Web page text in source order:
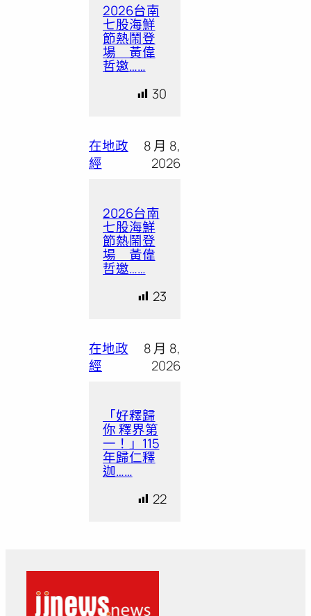
2026台南
七股海鮮
節熱鬧登
場 黃偉
哲邀……
30
在地政
經
8 月 8,
2026
2026台南
七股海鮮
節熱鬧登
場 黃偉
哲邀……
23
在地政
經
8 月 8,
2026
「好釋歸
你 釋界第
一！」115
年歸仁釋
迦……
22